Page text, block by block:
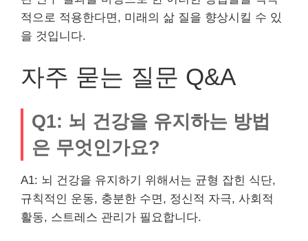
적으로 적용한다면, 미래의 삶 질을 향상시킬 수 있
을 것입니다.
자주 묻는 질문 Q&A
Q1: 뇌 건강을 유지하는 방법
은 무엇인가요?
A1: 뇌 건강을 유지하기 위해서는 균형 잡힌 식단,
규칙적인 운동, 충분한 수면, 정신적 자극, 사회적
활동, 스트레스 관리가 필요합니다.